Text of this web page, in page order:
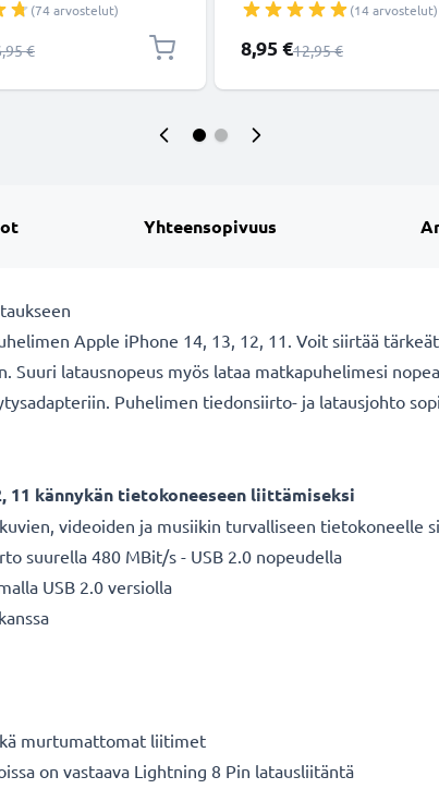
kolmijalka
ja kameralle - iPhonelle,
(74 arvostelut)
hinta
€
älypuhelimelle tai tabletille -
valkoinen
(14 arvostelut)
Erikoishinta
8,95 €Normaali hinta
12,95 €
Yhteensopivuus
Apple iPhone 14, 13, 12, 11. Voit siirtää
Suuri latausnopeus myös lataa matkapuhelimesi
Puhelimen tiedonsiirto- ja latausjohto
11 kännykän tietokoneeseen liittämiseksi
videoiden ja musiikin turvalliseen tietokoneelle
suurella 480 MBit/s - USB 2.0 nopeudella
USB 2.0 versiolla
murtumattomat liitimet
on vastaava Lightning 8 Pin latausliitäntä